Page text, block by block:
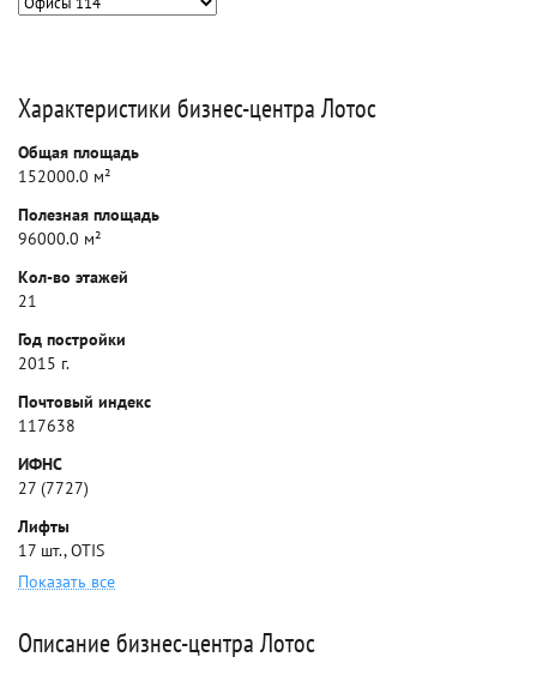
Характеристики бизнес-центра Лотос
Общая площадь
152000.0 м²
Полезная площадь
96000.0 м²
Кол-во этажей
21
Год постройки
2015 г.
Почтовый индекс
117638
ИФНС
27 (7727)
Лифты
17 шт., OTIS
Показать все
Описание бизнес-центра Лотос